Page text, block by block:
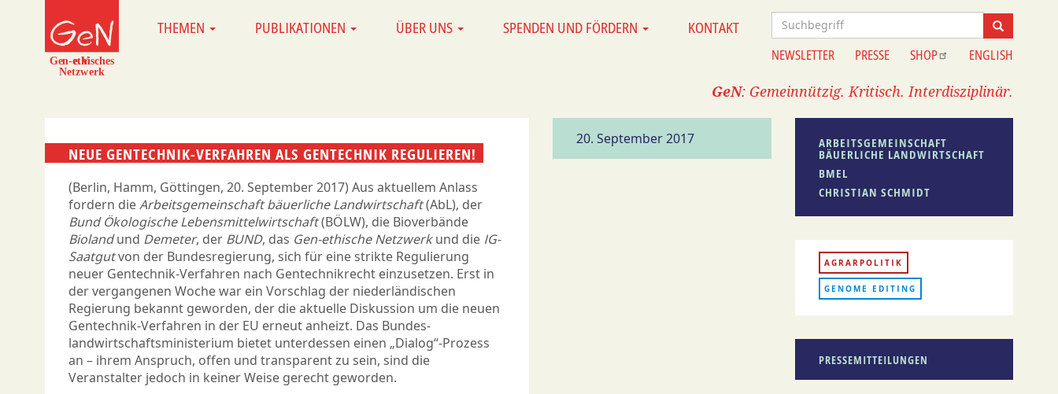
MAINTHEMEN PUBLIKATIONEN ÜBER UNS SPENDEN UND FÖRDERN KONTAKT Suche
Information
NEWSLETTER PRESSE SHOP ENGLISH
GeN: Gemeinnützig. Kritisch. Interdisziplinär.
NEUE GENTECHNIK-VERFAHREN ALS GENTECHNIK REGULIEREN!
(Berlin, Hamm, Göttingen, 20. September 2017) Aus aktuellem Anlass
fordern dieArbeitsgemeinschaft bäuerliche Landwirtschaft(AbL), der
Bund Ökologische Lebensmittelwirtschaft(BÖLW), die Bioverbände
Biolandund Demeter, der BUND, das Gen-ethische Netzwerkund die IG-
Saatgutvon der Bundesregierung, sich für eine strikte Regulierung
neuer Gentechnik-Verfahren nach Gentechnikrecht einzusetzen. Erst in
der ver­gan­genen Woche war ein Vorschlag der niederländischen
Regierung bekannt geworden, der die aktuelle Diskussion um die neuen
Gentechnik-Verfahren in der EU erneut anheizt. Das Bundes­
landwirtschafts­ministerium bietet unterdessen einen „Dialog“-Prozess
an – ihrem Anspruch, offen und transparent zu sein, sind die
Veranstalter jedoch in keiner Weise gerecht geworden.
20. September 2017 ARBEITSGEMEINSCHAFT
BÄUERLICHE LANDWIRTSCHAFT
BMEL
CHRISTIAN SCHMIDT
AGRARPOLITIK
GENOME EDITING
PRESSEMITTEILUNGEN